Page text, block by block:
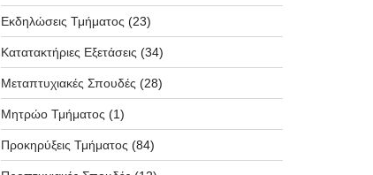
Εκδηλώσεις Τμήματος (23)
Κατατακτήριες Εξετάσεις (34)
Μεταπτυχιακές Σπουδές (28)
Μητρώο Τμήματος (1)
Προκηρύξεις Τμήματος (84)